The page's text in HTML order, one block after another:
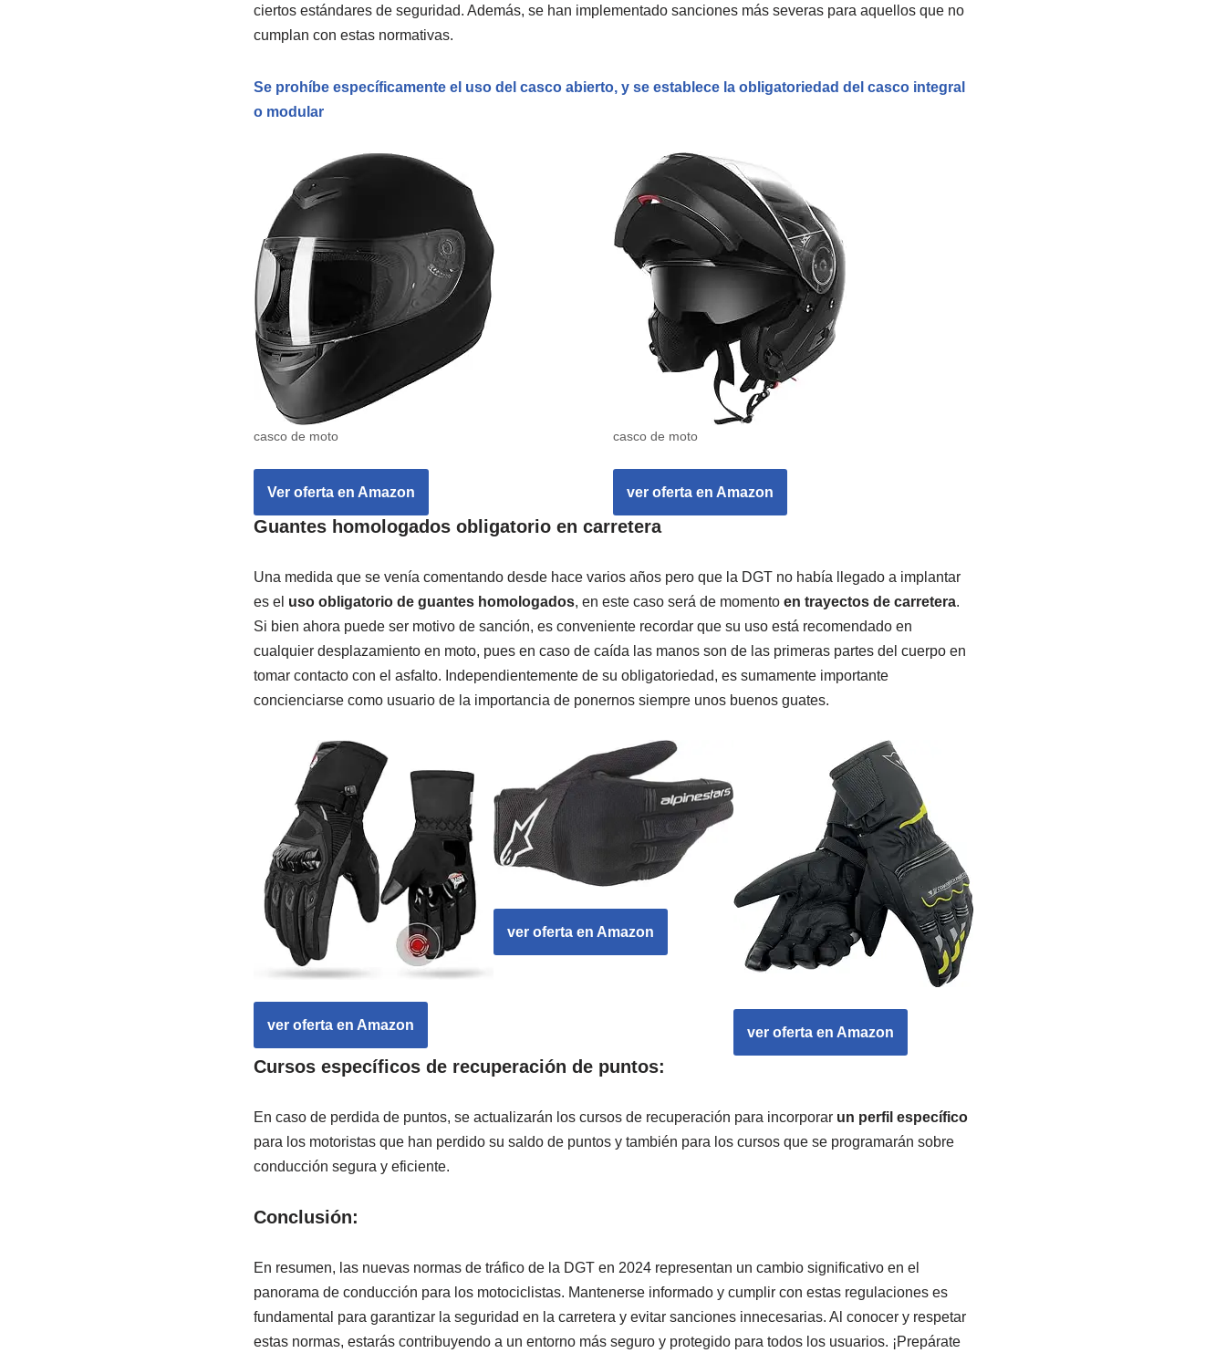
ciertos estándares de seguridad. Además, se han implementado sanciones más severas para aquellos que no
cumplan con estas normativas.
Se prohíbe específicamente el uso del casco abierto, y se establece la obligatoriedad del casco integral
o modular
casco de moto
Ver oferta en Amazon
casco de moto
ver oferta en Amazon
Guantes homologados obligatorio en carretera
Una medida que se venía comentando desde hace varios años pero que la DGT no había llegado a implantar
es el uso obligatorio de guantes homologados, en este caso será de momento en trayectos de carretera.
Si bien ahora puede ser motivo de sanción, es conveniente recordar que su uso está recomendado en
cualquier desplazamiento en moto, pues en caso de caída las manos son de las primeras partes del cuerpo en
tomar contacto con el asfalto. Independientemente de su obligatoriedad, es sumamente importante
concienciarse como usuario de la importancia de ponernos siempre unos buenos guates.
ver oferta en Amazon
ver oferta en Amazon
ver oferta en Amazon
Cursos específicos de recuperación de puntos:
En caso de perdida de puntos, se actualizarán los cursos de recuperación para incorporar un perfil específico
para los motoristas que han perdido su saldo de puntos y también para los cursos que se programarán sobre
conducción segura y eficiente.
Conclusión:
En resumen, las nuevas normas de tráfico de la DGT en 2024 representan un cambio significativo en el
panorama de conducción para los motociclistas. Mantenerse informado y cumplir con estas regulaciones es
fundamental para garantizar la seguridad en la carretera y evitar sanciones innecesarias. Al conocer y respetar
estas normas, estarás contribuyendo a un entorno más seguro y protegido para todos los usuarios. ¡Prepárate